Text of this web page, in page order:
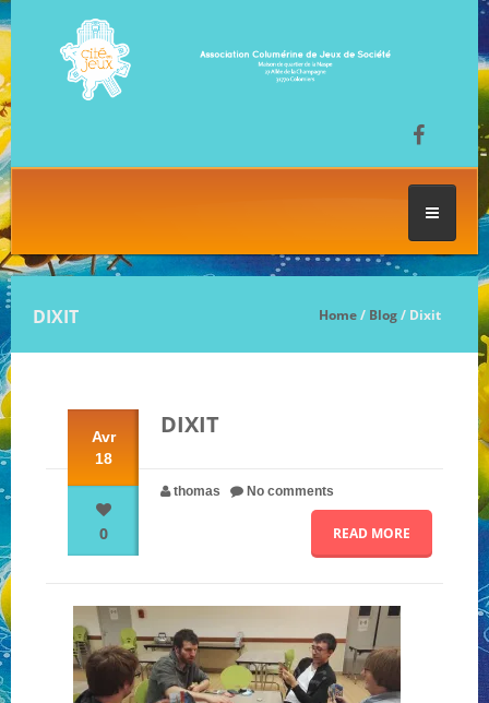
LES SÉANCES DE JEU
FESTIVAL DU JEU
NOS JEUX
NOS PARTENAIRES
QUI SOMMES-NOUS ?
NOUS CONTACTER !
DIXIT Home/ Blog/ Dixit
Avr
18
0
DIXIT
thomas No comments
READ MORE